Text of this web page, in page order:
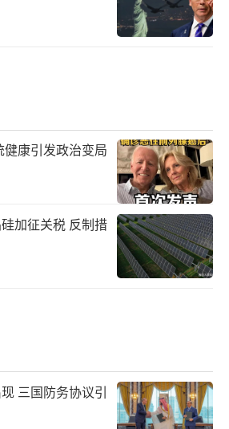
的局势下终结在海牙，这
化作讨伐马科斯的檄文。杜
冲击力的筹码。他要确保，
亡，其政治生命依然能在倒
最大能量，重击马科斯，同
族继承者的政治前途铺路。
里的强势和“不死不休”的
寝食难安。（责任编辑：卢其龙 CM
康引发政治变局
加征关税 反制措
三国防务协议引